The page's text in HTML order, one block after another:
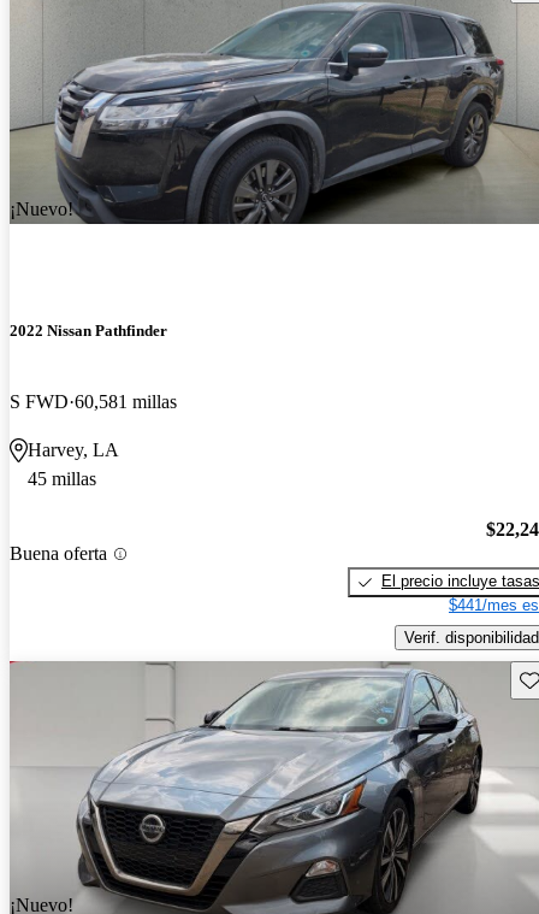
¡Nuevo!
2022 Nissan Pathfinder
S FWD 60,581 millas
Harvey, LA
45 millas
Buena oferta
El precio incluye tasas
$441/mes
Verif. disponibilidad
¡Nuevo!